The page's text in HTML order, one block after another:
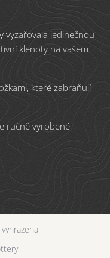
vyzařovala jedinečnou
klenoty na vašem
které zabraňují
ručně vyrobené